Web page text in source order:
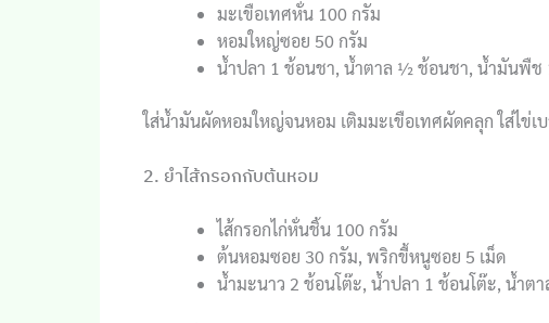
มะเขือเทศหั่น 100 กรัม
หอมใหญ่ซอย 50 กรัม
น้ำปลา 1 ช้อนชา, น้ำตาล ½ ช้อนชา, น้ำมันพืช
ใส่น้ำมันผัดหอมใหญ่จนหอม เติมมะเขือเทศผัดคลุก ใส่ไข่
2. ยำไส้กรอกกับต้นหอม
ไส้กรอกไก่หั่นชิ้น 100 กรัม
ต้นหอมซอย 30 กรัม, พริกขี้หนูซอย 5 เม็ด
น้ำมะนาว 2 ช้อนโต๊ะ, น้ำปลา 1 ช้อนโต๊ะ, น้ำต